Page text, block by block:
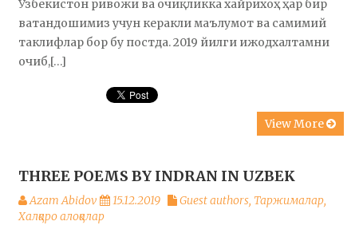
Ўзбекистон ривожи ва очиқликка хайрихоҳ ҳар бир
ватандошимиз учун керакли маълумот ва самимий
таклифлар бор бу постда. 2019 йилги ижодхалтамни
очиб,[…]
View More
THREE POEMS BY INDRAN IN UZBEK
Azam Abidov 15.12.2019 Guest authors, Таржималар,
Халқаро алоқалар